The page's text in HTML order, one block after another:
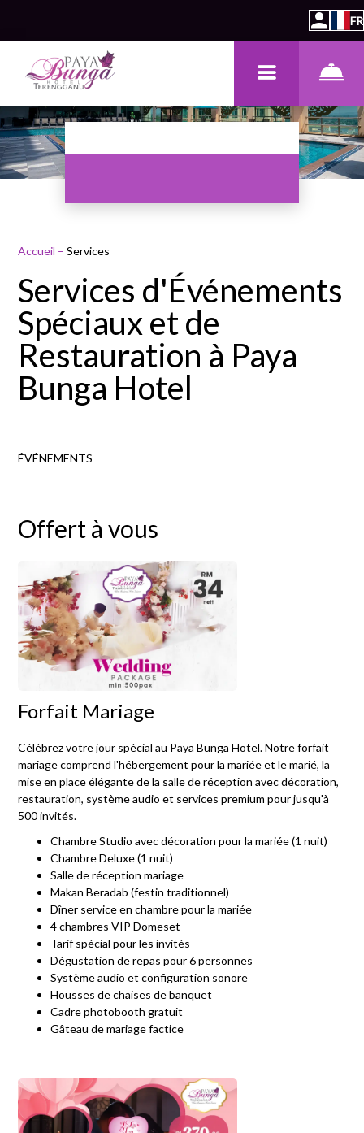
FR
Accueil –Services
Services d'Événements
Spéciaux et de
Restauration à Paya
Bunga Hotel
ÉVÉNEMENTS
Offert à vous
Forfait Mariage
Célébrez votre jour spécial au Paya Bunga Hotel. Notre forfait
mariage comprend l'hébergement pour la mariée et le marié, la
mise en place élégante de la salle de réception avec décoration,
restauration, système audio et services premium pour jusqu'à
500 invités.
Chambre Studio avec décoration pour la mariée (1 nuit)
Chambre Deluxe (1 nuit)
Salle de réception mariage
Makan Beradab (festin traditionnel)
Dîner service en chambre pour la mariée
4 chambres VIP Domeset
Tarif spécial pour les invités
Dégustation de repas pour 6 personnes
Système audio et configuration sonore
Housses de chaises de banquet
Cadre photobooth gratuit
Gâteau de mariage factice